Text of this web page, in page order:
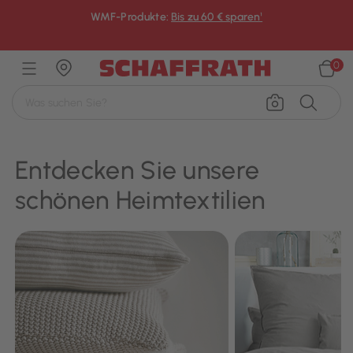
WMF-Produkte: Bis zu 60 € sparen¹
0
Entdecken Sie unsere
schönen Heimtextilien